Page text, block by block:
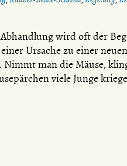
wird oft der
Ursache zu einer
Nimmt man die Mäuse,
viele Junge